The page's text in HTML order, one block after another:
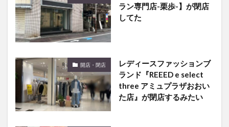
ラン専門店-栗歩-】が閉店
してた
開店・閉店
レディースファッションブ
ランド『REEED e select
three アミュプラザおおい
た店』が閉店するみたい